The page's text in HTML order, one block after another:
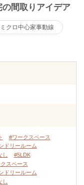
間取りアイデア
クロ中心家事動線
#ワークスペース
ドリールーム
し
#5LDK
スペース
ドリールーム
し